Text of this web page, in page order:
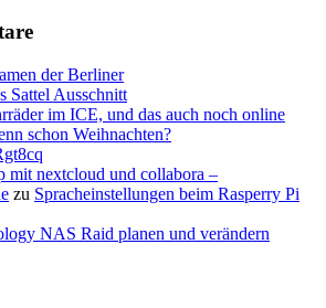
der Berliner
Sattel Ausschnitt
im ICE, und das auch noch online
schon Weihnachten?
mit nextcloud und collabora –
zu Spracheinstellungen beim Rasperry Pi
NAS Raid planen und verändern